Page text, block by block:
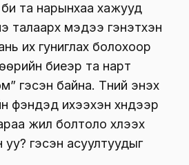
та нарынхаа хажууд
талаарх мэдээ гэнэтхэн
их гуниглах болохоор
өөрийн биеэр та нарт
гэсэн байна. Түүний энэхүү
ихээхэн хүндээр
жил болтоло хүлээх
уу? гэсэн асуултуудыг